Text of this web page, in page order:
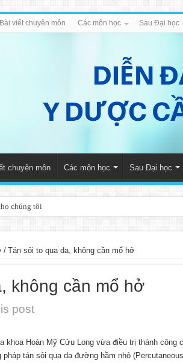
viết chuyên môn Các môn học Sau Đại học
chuyên môn Các môn học Sau Đại học
chúng tôi
/ Tán sỏi to qua da, không cần mổ hở
không cần mổ hở
post
khoa Hoàn Mỹ Cửu Long vừa điều trị thành công
tán sỏi qua da đường hầm nhỏ (Percutaneous